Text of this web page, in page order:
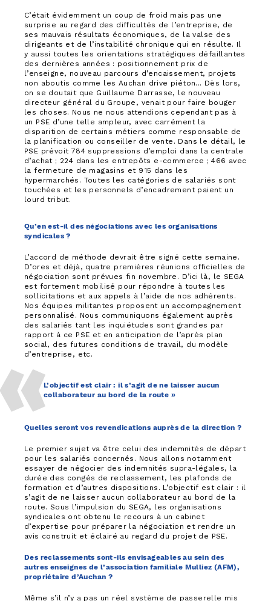
C’était évidemment un coup de froid mais pas une
surprise au regard des difficultés de l’entreprise, de
ses mauvais résultats économiques, de la valse des
dirigeants et de l’instabilité chronique qui en résulte. Il
y aussi toutes les orientations stratégiques défaillantes
des dernières années : positionnement prix de
l’enseigne, nouveau parcours d’encaissement, projets
non aboutis comme les Auchan drive piéton... Dès lors,
on se doutait que Guillaume Darrasse, le nouveau
directeur général du Groupe, venait pour faire bouger
les choses. Nous ne nous attendions cependant pas à
un PSE d’une telle ampleur, avec carrément la
disparition de certains métiers comme responsable de
la planification ou conseiller de vente. Dans le détail, le
PSE prévoit 784 suppressions d’emploi dans la centrale
d’achat ; 224 dans les entrepôts e-commerce ; 466 avec
la fermeture de magasins et 915 dans les
hypermarchés. Toutes les catégories de salariés sont
touchées et les personnels d’encadrement paient un
lourd tribut.
Qu’en est-il des négociations avec les organisations
syndicales ?
L’accord de méthode devrait être signé cette semaine.
D’ores et déjà, quatre premières réunions officielles de
négociation sont prévues fin novembre. D’ici là, le SEGA
est fortement mobilisé pour répondre à toutes les
sollicitations et aux appels à l’aide de nos adhérents.
Nos équipes militantes proposent un accompagnement
personnalisé. Nous communiquons également auprès
des salariés tant les inquiétudes sont grandes par
rapport à ce PSE et en anticipation de l’après plan
social, des futures conditions de travail, du modèle
d’entreprise, etc.
L’objectif est clair : il s’agit de ne laisser aucun
collaborateur au bord de la route »
Quelles seront vos revendications auprès de la direction ?
Le premier sujet va être celui des indemnités de départ
pour les salariés concernés. Nous allons notamment
essayer de négocier des indemnités supra-légales, la
durée des congés de reclassement, les plafonds de
formation et d’autres dispositions. L’objectif est clair : il
s’agit de ne laisser aucun collaborateur au bord de la
route. Sous l’impulsion du SEGA, les organisations
syndicales ont obtenu le recours à un cabinet
d’expertise pour préparer la négociation et rendre un
avis construit et éclairé au regard du projet de PSE.
Des reclassements sont-ils envisageables au sein des
autres enseignes de l’association familiale Mulliez (AFM),
propriétaire d’Auchan ?
Même s’il n’y a pas un réel système de passerelle mis